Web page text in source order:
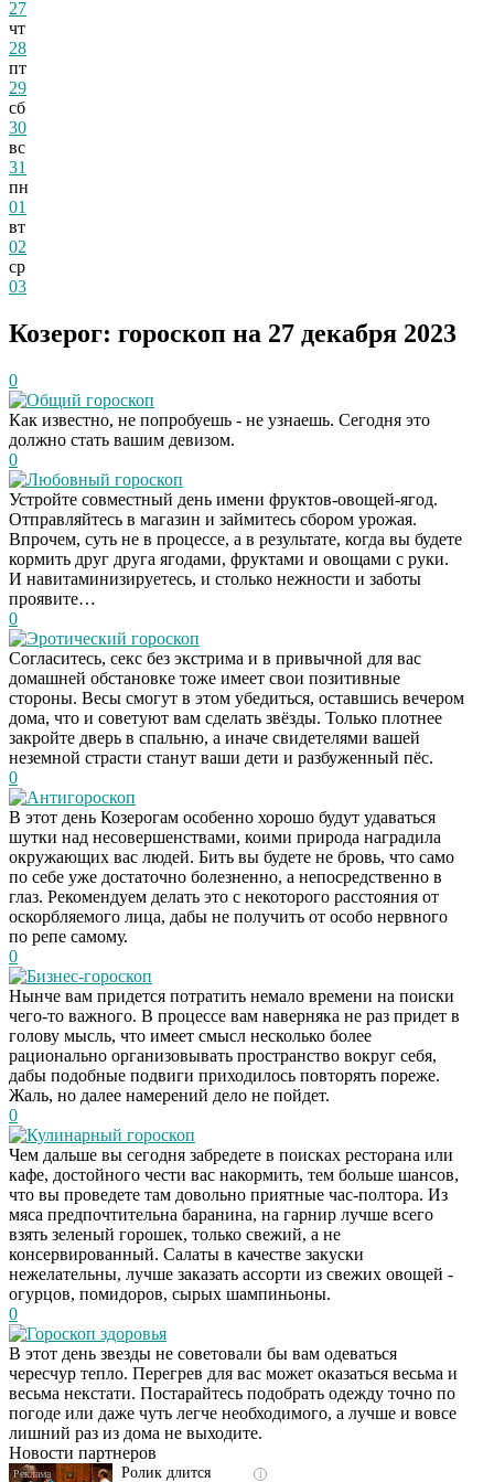
27
чт
28
пт
29
сб
30
вс
31
пн
01
вт
02
ср
03
Козерог: гороскоп на 27 декабря 2023
0
Общий гороскоп
Как известно, не попробуешь - не узнаешь. Сегодня это
должно стать вашим девизом.
0
Любовный гороскоп
Устройте совместный день имени фруктов-овощей-ягод.
Отправляйтесь в магазин и займитесь сбором урожая.
Впрочем, суть не в процессе, а в результате, когда вы будете
кормить друг друга ягодами, фруктами и овощами с руки.
И навитаминизируетесь, и столько нежности и заботы
проявите…
0
Эротический гороскоп
Согласитесь, секс без экстрима и в привычной для вас
домашней обстановке тоже имеет свои позитивные
стороны. Весы смогут в этом убедиться, оставшись вечером
дома, что и советуют вам сделать звёзды. Только плотнее
закройте дверь в спальню, а иначе свидетелями вашей
неземной страсти станут ваши дети и разбуженный пёс.
0
Антигороскоп
В этот день Козерогам особенно хорошо будут удаваться
шутки над несовершенствами, коими природа наградила
окружающих вас людей. Бить вы будете не бровь, что само
по себе уже достаточно болезненно, а непосредственно в
глаз. Рекомендуем делать это с некоторого расстояния от
оскорбляемого лица, дабы не получить от особо нервного
по репе самому.
0
Бизнес-гороскоп
Нынче вам придется потратить немало времени на поиски
чего-то важного. В процессе вам наверняка не раз придет в
голову мысль, что имеет смысл несколько более
рационально организовывать пространство вокруг себя,
дабы подобные подвиги приходилось повторять пореже.
Жаль, но далее намерений дело не пойдет.
0
Кулинарный гороскоп
Чем дальше вы сегодня забредете в поисках ресторана или
кафе, достойного чести вас накормить, тем больше шансов,
что вы проведете там довольно приятные час-полтора. Из
мяса предпочтительна баранина, на гарнир лучше всего
взять зеленый горошек, только свежий, а не
консервированный. Салаты в качестве закуски
нежелательны, лучше заказать ассорти из свежих овощей -
огурцов, помидоров, сырых шампиньоны.
0
Гороскоп здоровья
В этот день звезды не советовали бы вам одеваться
чересчур тепло. Перегрев для вас может оказаться весьма и
весьма некстати. Постарайтесь подобрать одежду точно по
погоде или даже чуть легче необходимого, а лучше и вовсе
лишний раз из дома не выходите.
Новости партнеров
i
Скрытая камера на
пляже Крыма: Что
люди вытворяют, когда
их не видят...
i
Ролик длится